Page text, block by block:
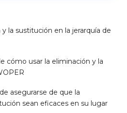
la sustitución en la jerarquía de
cómo usar la eliminación y la
asegurarse de que la
sean eficaces en su lugar